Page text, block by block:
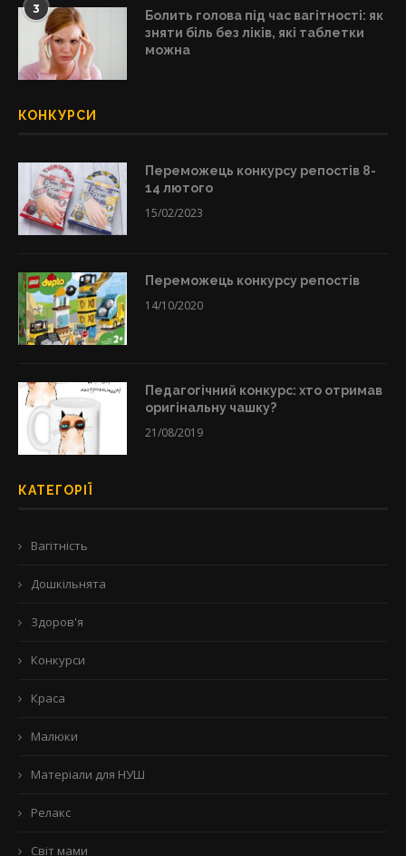
3
Болить голова під час вагітності: як
зняти біль без ліків, які таблетки
можна
КОНКУРСИ
Переможець конкурсу репостів 8-
14 лютого
15/02/2023
Переможець конкурсу репостів
14/10/2020
Педагогічний конкурс: хто отримав
оригінальну чашку?
21/08/2019
КАТЕГОРІЇ
Вагітність
Дошкільнята
Здоров'я
Конкурси
Краса
Малюки
Матеріали для НУШ
Релакс
Світ мами